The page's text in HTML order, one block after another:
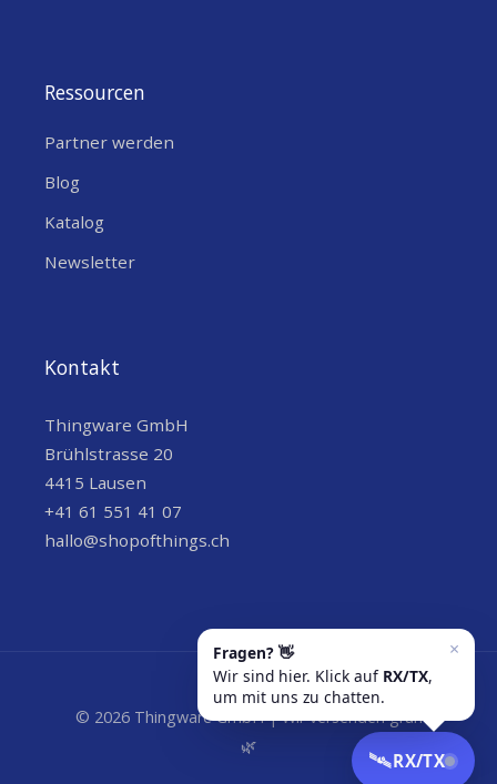
Ressourcen
Partner werden
Blog
Katalog
Newsletter
Kontakt
Thingware GmbH
Brühlstrasse 20
4415 Lausen
+41 61 551 41 07
hallo@shopofthings.ch
© 2026 Thingware GmbH | Wir versenden grün
🌿